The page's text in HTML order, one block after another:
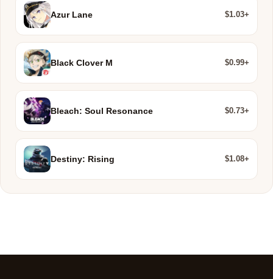
Azur Lane $1.03+
Black Clover M $0.99+
Bleach: Soul Resonance $0.73+
Destiny: Rising $1.08+